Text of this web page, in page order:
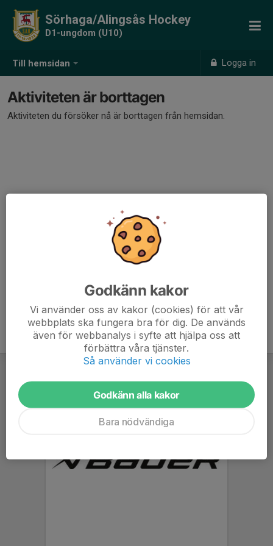
Till hemsidan Logga in
Sörhaga/Alingsås Hockey
D1-ungdom (U10)
Aktiviteten är borttagen
Aktiviteten du försöker nå är borttagen från hemsidan.
Godkänn kakor
Vi använder oss av kakor (cookies) för att vår
webbplats ska fungera bra för dig. De används
även för webbanalys i syfte att hjälpa oss att
förbättra våra tjänster.
Så använder vi cookies
Godkänn alla kakor
Bara nödvändiga